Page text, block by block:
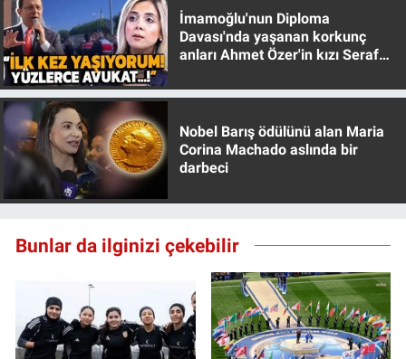
İmamoğlu'nun Diploma
Davası'nda yaşanan korkunç
anları Ahmet Özer'in kızı Seraf
Nobel Barış ödülünü alan Maria
Corina Machado aslında bir
darbeci
Bunlar da ilginizi çekebilir